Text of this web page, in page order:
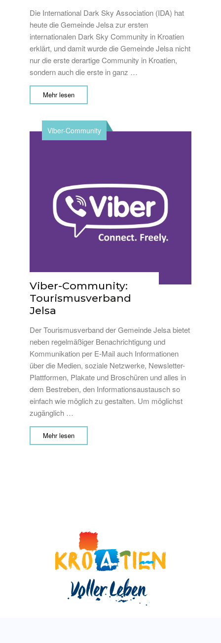
Die International Dark Sky Association (IDA) hat
heute die Gemeinde Jelsa zur ersten
internationalen Dark Sky Community in Kroatien
erklärt, und damit wurde die Gemeinde Jelsa nicht
nur die erste derartige Community in Kroatien,
sondern auch die erste in ganz …
Mehr lesen
Viber-Community
Viber-Community:
Tourismusverband
Jelsa
Der Tourismusverband der Gemeinde Jelsa bietet
neben regelmäßiger Benachrichtigung und
Kommunikation per E-Mail auch Informationen
über die Medien, soziale Netzwerke, Newsletter-
Plattformen, Plakate und Broschüren und alles in
dem Bestreben, den Informationsaustausch so
einfach wie möglich zu gestalten. Um möglichst
zugänglich …
Mehr lesen